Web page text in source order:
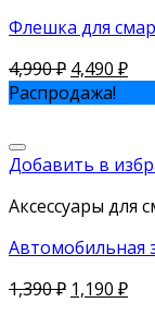
Флешка для
4,990₽ 4,490 ₽
Распродажа!
Добавить в
Аксессуары для
Автомобильная
1,390₽ 1,190 ₽